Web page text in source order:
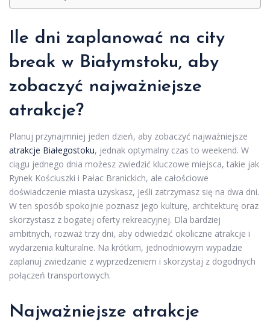
Ile dni zaplanować na city
break w Białymstoku, aby
zobaczyć najważniejsze
atrakcje?
Planuj przynajmniej jeden dzień, aby zobaczyć najważniejsze
atrakcje Białegostoku, jednak optymalny czas to weekend. W
ciągu jednego dnia możesz zwiedzić kluczowe miejsca, takie jak
Rynek Kościuszki i Pałac Branickich, ale całościowe
doświadczenie miasta uzyskasz, jeśli zatrzymasz się na dwa dni.
W ten sposób spokojnie poznasz jego kulturę, architekturę oraz
skorzystasz z bogatej oferty rekreacyjnej. Dla bardziej
ambitnych, rozważ trzy dni, aby odwiedzić okoliczne atrakcje i
wydarzenia kulturalne. Na krótkim, jednodniowym wypadzie
zaplanuj zwiedzanie z wyprzedzeniem i skorzystaj z dogodnych
połączeń transportowych.
Najważniejsze atrakcje